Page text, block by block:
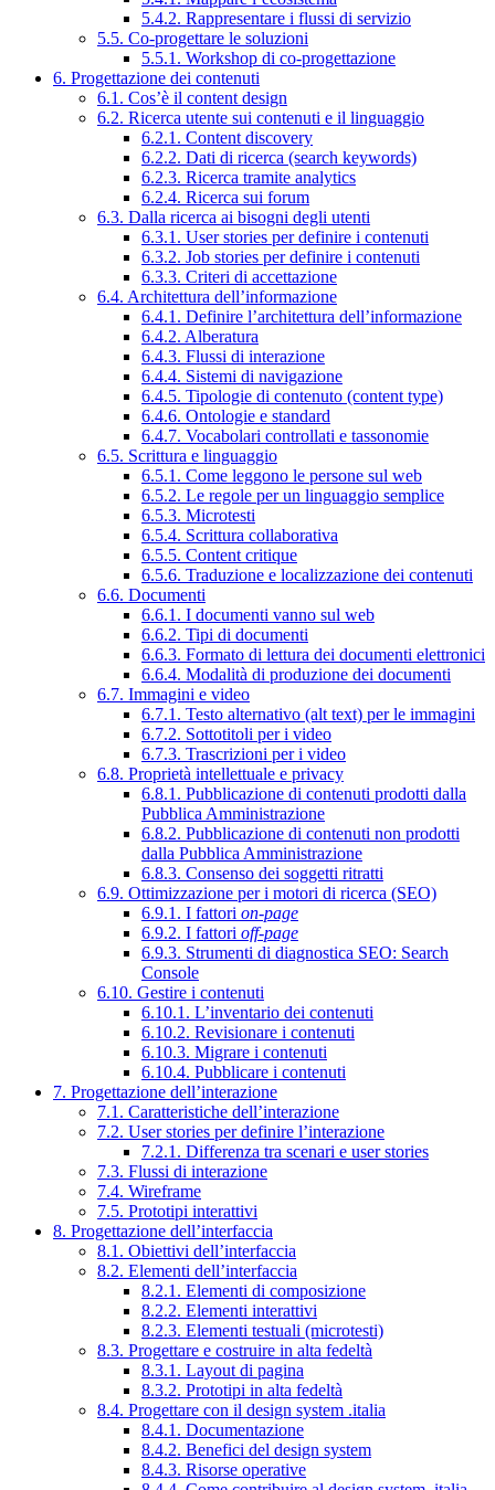
5.4.2. Rappresentare i flussi di servizio
5.5. Co-progettare le soluzioni
5.5.1. Workshop di co-progettazione
6. Progettazione dei contenuti
6.1. Cos’è il content design
6.2. Ricerca utente sui contenuti e il linguaggio
6.2.1. Content discovery
6.2.2. Dati di ricerca (search keywords)
6.2.3. Ricerca tramite analytics
6.2.4. Ricerca sui forum
6.3. Dalla ricerca ai bisogni degli utenti
6.3.1. User stories per definire i contenuti
6.3.2. Job stories per definire i contenuti
6.3.3. Criteri di accettazione
6.4. Architettura dell’informazione
6.4.1. Definire l’architettura dell’informazione
6.4.2. Alberatura
6.4.3. Flussi di interazione
6.4.4. Sistemi di navigazione
6.4.5. Tipologie di contenuto (content type)
6.4.6. Ontologie e standard
6.4.7. Vocabolari controllati e tassonomie
6.5. Scrittura e linguaggio
6.5.1. Come leggono le persone sul web
6.5.2. Le regole per un linguaggio semplice
6.5.3. Microtesti
6.5.4. Scrittura collaborativa
6.5.5. Content critique
6.5.6. Traduzione e localizzazione dei contenuti
6.6. Documenti
6.6.1. I documenti vanno sul web
6.6.2. Tipi di documenti
6.6.3. Formato di lettura dei documenti elettronici
6.6.4. Modalità di produzione dei documenti
6.7. Immagini e video
6.7.1. Testo alternativo (alt text) per le immagini
6.7.2. Sottotitoli per i video
6.7.3. Trascrizioni per i video
6.8. Proprietà intellettuale e privacy
6.8.1. Pubblicazione di contenuti prodotti dalla
Pubblica Amministrazione
6.8.2. Pubblicazione di contenuti non prodotti
dalla Pubblica Amministrazione
6.8.3. Consenso dei soggetti ritratti
6.9. Ottimizzazione per i motori di ricerca (SEO)
6.9.1. I fattori on-page
6.9.2. I fattori off-page
6.9.3. Strumenti di diagnostica SEO: Search
Console
6.10. Gestire i contenuti
6.10.1. L’inventario dei contenuti
6.10.2. Revisionare i contenuti
6.10.3. Migrare i contenuti
6.10.4. Pubblicare i contenuti
7. Progettazione dell’interazione
7.1. Caratteristiche dell’interazione
7.2. User stories per definire l’interazione
7.2.1. Differenza tra scenari e user stories
7.3. Flussi di interazione
7.4. Wireframe
7.5. Prototipi interattivi
8. Progettazione dell’interfaccia
8.1. Obiettivi dell’interfaccia
8.2. Elementi dell’interfaccia
8.2.1. Elementi di composizione
8.2.2. Elementi interattivi
8.2.3. Elementi testuali (microtesti)
8.3. Progettare e costruire in alta fedeltà
8.3.1. Layout di pagina
8.3.2. Prototipi in alta fedeltà
8.4. Progettare con il design system .italia
8.4.1. Documentazione
8.4.2. Benefici del design system
8.4.3. Risorse operative